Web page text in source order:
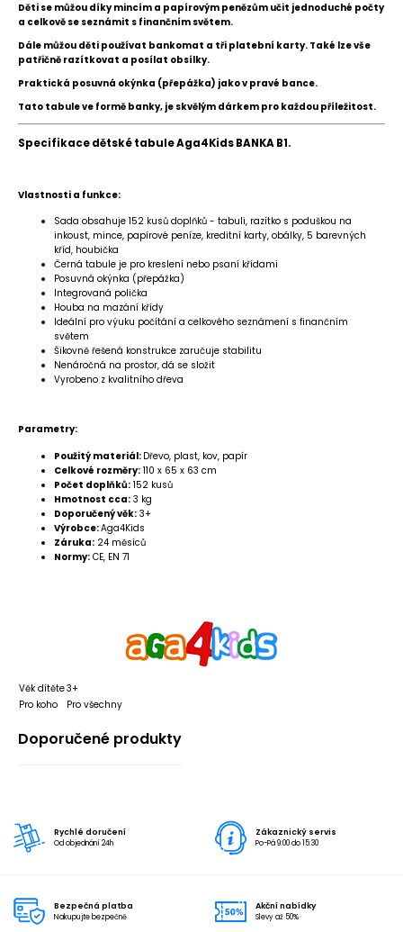
Děti se můžou díky mincím a papírovým penězům učit jednoduché počty
a celkově se seznámit s finančním světem.
Dále můžou děti používat bankomat a tři platební karty. Také lze vše
patřičně razítkovat a posílat obsílky.
Praktická posuvná okýnka (přepážka) jako v pravé bance.
Tato tabule ve formě banky, je skvělým dárkem pro každou příležitost.
Specifikace dětské tabule Aga4Kids BANKA B1.
Vlastnosti a funkce:
Sada obsahuje 152 kusů doplňků - tabuli, razítko s poduškou na
inkoust, mince, papírové peníze, kreditní karty, obálky, 5 barevných
kříd, houbička
Černá tabule je pro kreslení nebo psaní křídami
Posuvná okýnka (přepážka)
Integrovaná polička
Houba na mazání křídy
Ideální pro výuku počítání a celkového seznámení s finančním
světem
Šikovně řešená konstrukce zaručuje stabilitu
Nenáročná na prostor, dá se složit
Vyrobeno z kvalitního dřeva
Parametry:
Použitý materiál: Dřevo, plast, kov, papír
Celkové rozměry: 110 x 65 x 63 cm
Počet doplňků: 152 kusů
Hmotnost cca: 3 kg
Doporučený věk: 3+
Výrobce:Aga4Kids
Záruka: 24 měsíců
Normy: CE, EN 71
Věk dítěte3+
Pro koho
Pro všechny
Doporučené produkty
Rychlé doručení
Od objednání 24h
Zákaznický servis
Po-Pá 9:00 do 15:30
Bezpečná platba
Nakupujte bezpečně
Akční nabídky
Slevy až 50%